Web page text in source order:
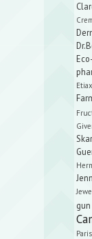
gun
Paris